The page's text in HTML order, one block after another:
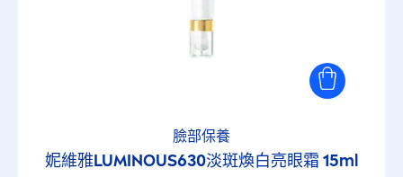
臉部保養
妮維雅LUMINOUS630淡斑煥白亮眼霜 15ml